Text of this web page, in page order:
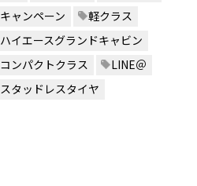
キャンペーン
軽クラス
ハイエースグランドキャビン
コンパクトクラス
LINE＠
スタッドレスタイヤ